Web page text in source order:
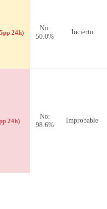
24h)
No:
50.0%
Incierto
24h)
No:
98.6%
Improbable